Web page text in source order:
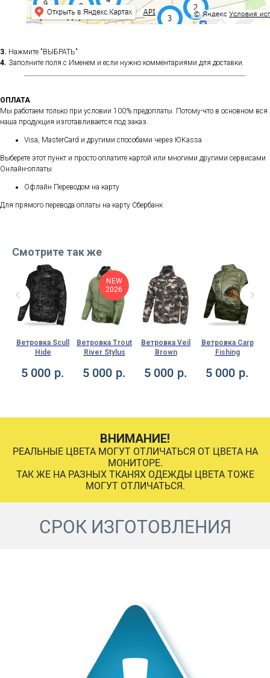
3. Нажмите "ВЫБРАТЬ"
4. Заполните поля с Именем и если нужно комментариями для доставки.
ОПЛАТА
Мы работаем только при условии 100% предоплаты. Потому-что в основном вся
наша продукция изготавливается под заказ.
Visa, MasterCard и другими способами через ЮKassa
Выберете этот пункт и просто оплатите картой или многими другими сервисами
Онлайн-оплаты
Офлайн Переводом на карту
Для прямого перевода оплаты на карту Сбербанк
Смотрите так же
Ветровка Scull
Hide
5 000 р.
NEW
2026
Ветровка Trout
River Stylus
5 000 р.
Ветровка Veil
Brown
5 000 р.
Ветровка Carp
Fishing
5 000 р.
ВНИМАНИЕ!
РЕАЛЬНЫЕ ЦВЕТА МОГУТ ОТЛИЧАТЬСЯ ОТ ЦВЕТА НА
МОНИТОРЕ.
ТАК ЖЕ НА РАЗНЫХ ТКАНЯХ ОДЕЖДЫ ЦВЕТА ТОЖЕ
МОГУТ ОТЛИЧАТЬСЯ.
СРОК ИЗГОТОВЛЕНИЯ